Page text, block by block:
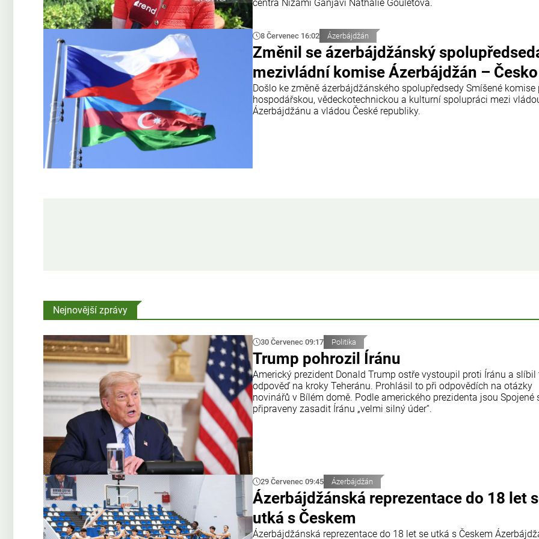
centra Nizami Ganjavi Nathalie Gouletová.
8 Červenec 16:02 Ázerbájdžán
Změnil se ázerbájdžánský
mezivládní komise Ázerbájdžán – Česko
Došlo ke změně ázerbájdžánského spolupředsedy Smíšené komise
hospodářskou, vědeckotechnickou a kulturní spolupráci mezi
Ázerbájdžánu a vládou České republiky.
Nejnovější zprávy
30 Červenec 09:17 Politika
Trump pohrozil Íránu
Americký prezident Donald Trump ostře vystoupil proti Íránu a slíbil
odpověď na kroky Teheránu. Prohlásil to při odpovědích na otázky
novinářů v Bílém domě. Podle amerického prezidenta jsou Spojené
připraveny zasadit Íránu „velmi silný úder“.
29 Červenec 09:45 Ázerbájdžán
Ázerbájdžánská reprezentace do 18 let
utká s Českem
Ázerbájdžánská reprezentace do 18 let se utká s Českem